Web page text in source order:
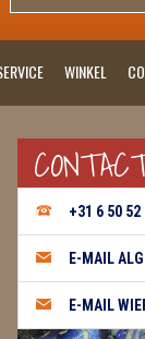
WINKEL
+31 6 50 52
E-MAIL
E-MAIL